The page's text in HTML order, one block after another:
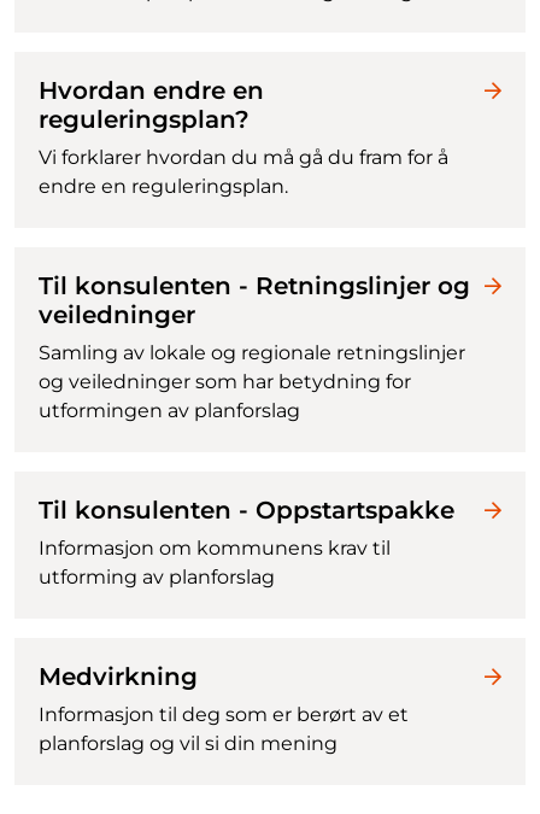
Hvordan endre en
reguleringsplan?
Vi forklarer hvordan du må gå du fram for å
endre en reguleringsplan.
Til konsulenten - Retningslinjer og
veiledninger
Samling av lokale og regionale retningslinjer
og veiledninger som har betydning for
utformingen av planforslag
Til konsulenten - Oppstartspakke
Informasjon om kommunens krav til
utforming av planforslag
Medvirkning
Informasjon til deg som er berørt av et
planforslag og vil si din mening